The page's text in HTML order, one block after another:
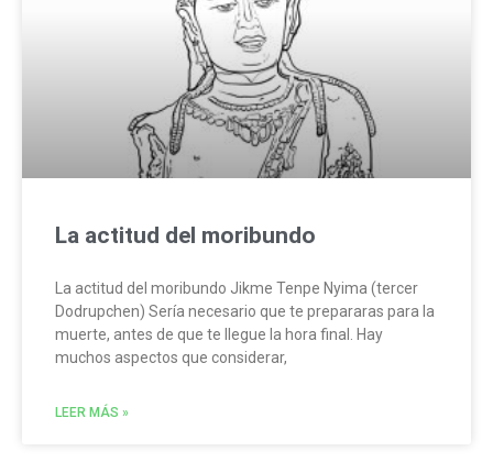
La actitud del moribundo
La actitud del moribundo Jikme Tenpe Nyima (tercer
Dodrupchen) Sería necesario que te prepararas para la
muerte, antes de que te llegue la hora final. Hay
muchos aspectos que considerar,
LEER MÁS »